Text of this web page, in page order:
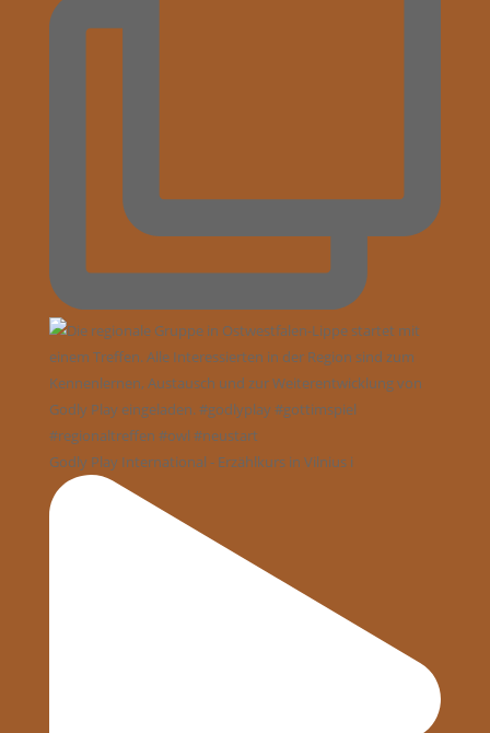
Godly Play International - Erzählkurs in Vilnius i